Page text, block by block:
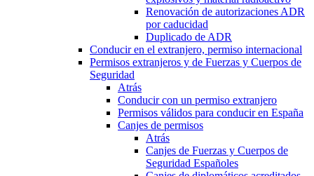
Renovación de autorizaciones ADR
por caducidad
Duplicado de ADR
Conducir en el extranjero, permiso internacional
Permisos extranjeros y de Fuerzas y Cuerpos de
Seguridad
Atrás
Conducir con un permiso extranjero
Permisos válidos para conducir en España
Canjes de permisos
Atrás
Canjes de Fuerzas y Cuerpos de
Seguridad Españoles